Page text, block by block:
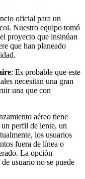
oficial para un
Nuestro equipo tomó
proyecto que insinúan
que han planeado
: Es probable que este
necesitan una gran
una que con
aéreo tiene
perfil de lente, un
los usuarios
fuera de línea o
La opción
usuario no se puede